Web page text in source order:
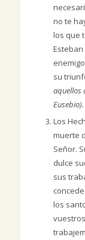
no te
los que
su
aquellos
Eusebio).
Los
muerte
Señor.
dulce
sus
los